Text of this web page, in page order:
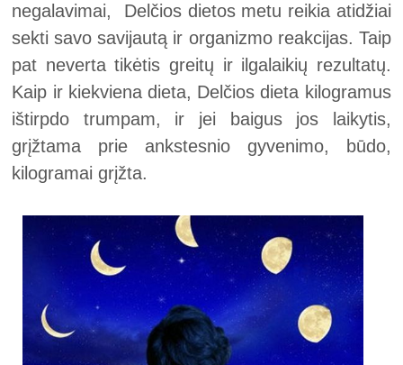
negalavimai, Delčios dietos metu reikia atidžiai
sekti savo savijautą ir organizmo reakcijas. Taip
pat neverta tikėtis greitų ir ilgalaikių rezultatų.
Kaip ir kiekviena dieta, Delčios dieta kilogramus
ištirpdo trumpam, ir jei baigus jos laikytis,
grįžtama prie ankstesnio gyvenimo, būdo,
kilogramai grįžta.